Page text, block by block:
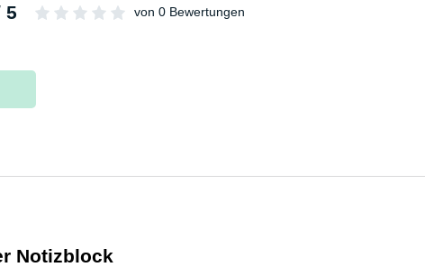
5 von 0 Bewertungen
Notizblock